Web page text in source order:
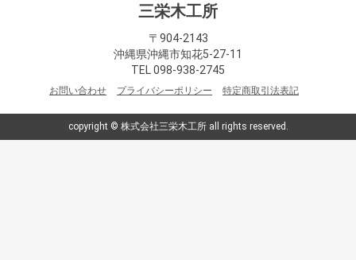
三栄木工所
〒904-2143
沖縄県沖縄市知花5-27-11
TEL 098-938-2745
お問い合わせ プライバシーポリシー 特定商取引法表記
copyright © 株式会社三栄木工所 all rights reserved.